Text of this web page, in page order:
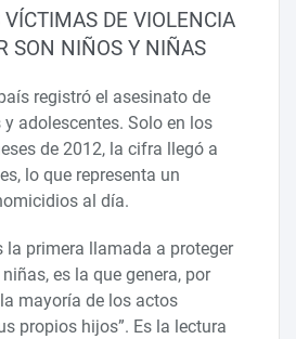
DE VIOLENCIA
SON NIÑOS Y NIÑAS
registró el asesinato de
adolescentes. Solo en los
de 2012, la cifra llegó a
lo que representa un
al día.
la primera llamada a proteger
es la que genera, por
mayoría de los actos
propios hijos”. Es la lectura